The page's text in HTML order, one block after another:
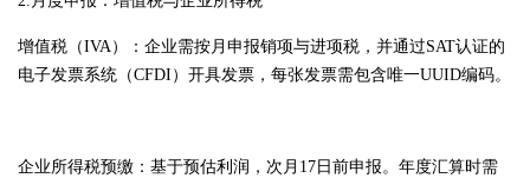
增值税（IVA）：企业需按月申报销项与进项税，并通过SAT认证的
电子发票系统（CFDI）开具发票，每张发票需包含唯一UUID编码。
企业所得税预缴：基于预估利润，次月17日前申报。年度汇算时需